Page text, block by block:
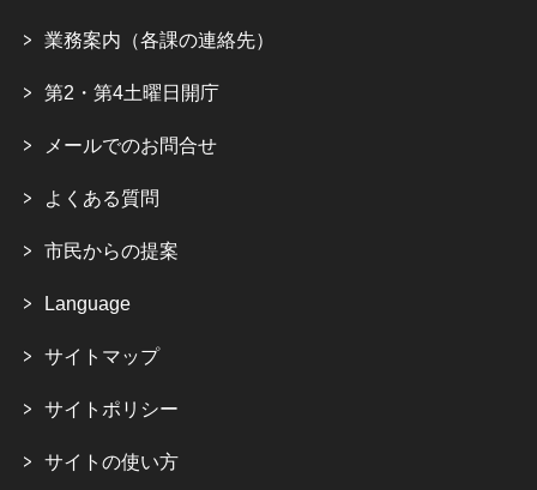
業務案内（各課の連絡先）
第2・第4土曜日開庁
メールでのお問合せ
よくある質問
市民からの提案
Language
サイトマップ
サイトポリシー
サイトの使い方